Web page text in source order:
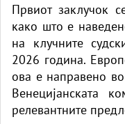
Првиот заклучок
како што е
на клучните
2026 година.
ова е направено
Венецијанската
релевантните